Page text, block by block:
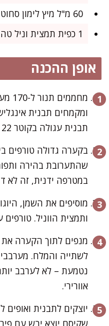
60 מ"ל מיץ לימון סחוט טרי (¼ כוס)
1 כפית תמצית וניל טהורה
אופן ההכנה
תבנית עגולה בקוטר 22 ס"מ.
בקערה גדולה טורפים
שהתערובת בהירה
במטרפה ידנית, זה לא
מוסיפים את השמן,
ותמצית הווניל.
מנפים לתוך הקערה
לשתייה והמלח.
נטמעת – לא לערבב
אוורירי.
שקיסם יוצא יבש עם